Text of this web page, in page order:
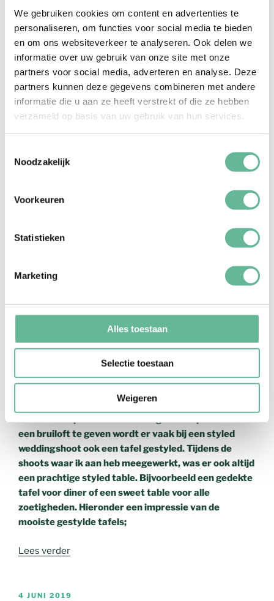
We gebruiken cookies om content en advertenties te
personaliseren, om functies voor social media te bieden
en om ons websiteverkeer te analyseren. Ook delen we
informatie over uw gebruik van onze site met onze
partners voor social media, adverteren en analyse. Deze
partners kunnen deze gegevens combineren met andere
informatie die u aan ze heeft verstrekt of die ze hebben
verzameld op basis van uw gebruik van hun services.
Noodzakelijk
Voorkeuren
Statistieken
Marketing
Alles toestaan
Selectie toestaan
Weigeren
Indonesië, het land van veel verschillende culturen.
Met haar vele tempels, heerlijk eten, luxe resorts en
Styled table
een bruiloft te geven wordt er vaak bij een styled
weddingshoot ook een tafel gestyled. Tijdens de
shoots waar ik aan heb meegewerkt, was er ook altijd
een prachtige styled table. Bijvoorbeeld een gedekte
tafel voor diner of een sweet table voor alle
zoetigheden. Hieronder een impressie van de
mooiste gestylde tafels;
Lees verder
4 JUNI 2019